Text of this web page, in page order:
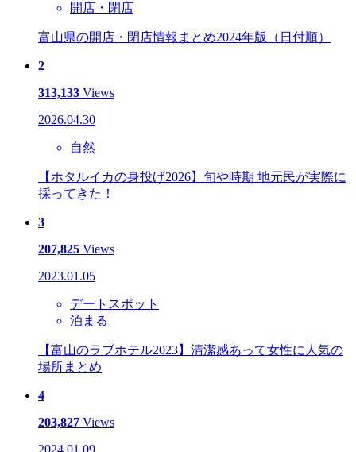
開店・閉店
富山県の開店・閉店情報まとめ2024年版（日付順）
2
313,133 Views
2026.04.30
自然
【ホタルイカの身投げ2026】旬や時期 地元民が実際に
採ってきた！
3
207,825 Views
2023.01.05
デートスポット
泊まる
【富山のラブホテル2023】清潔感あって女性に人気の
場所まとめ
4
203,827 Views